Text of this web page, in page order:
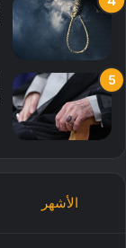
الأشهر